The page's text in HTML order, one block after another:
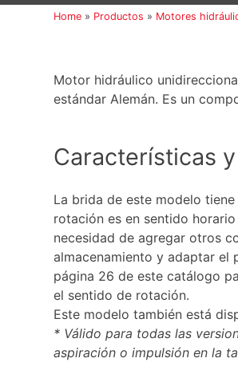
Home » Productos » Motores
Motor hidráulico
estándar Alemán. Es un
Características
La brida de este modelo
rotación es en sentido
necesidad de agregar otros
almacenamiento y adaptar el
página 26 de este catálogo
el sentido de rotación.
Este modelo también está
* Válido para todas las
aspiración o impulsión en la